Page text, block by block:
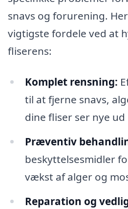
snavs og forurening.
vigtigste fordele ved at
fliserens:
Komplet rensning:
til at fjerne snavs,
dine fliser ser nye ud
Præventiv
beskyttelsesmidler
vækst af alger og
Reparation og